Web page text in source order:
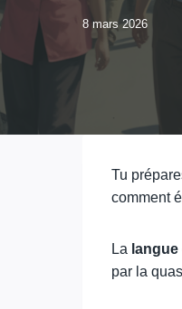
8 mars 2026
Tu
comment
La
par la